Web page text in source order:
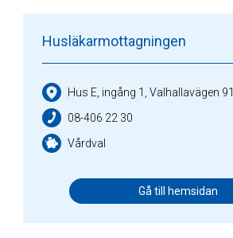
Husläkarmottagningen
Hus E, ingång 1, Valhallavägen 91
08-406 22 30
Vårdval
Gå till hemsidan